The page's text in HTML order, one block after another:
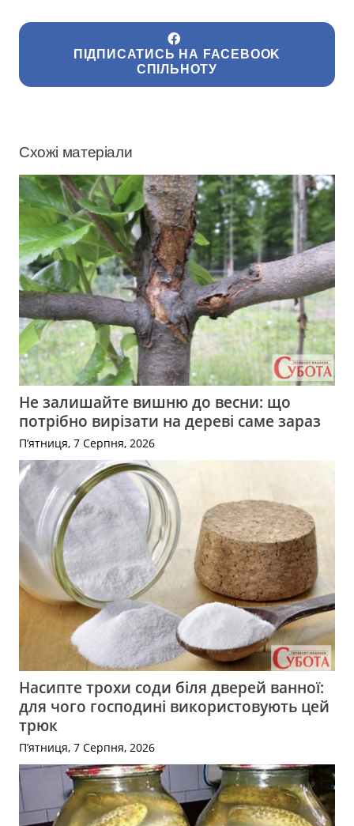
ПІДПИСАТИСЬ НА FACEBOOK
СПІЛЬНОТУ
Схожі матеріали
Не залишайте вишню до весни: що
потрібно вирізати на дереві саме зараз
П’ятниця, 7 Серпня, 2026
Насипте трохи соди біля дверей ванної:
для чого господині використовують цей
трюк
П’ятниця, 7 Серпня, 2026